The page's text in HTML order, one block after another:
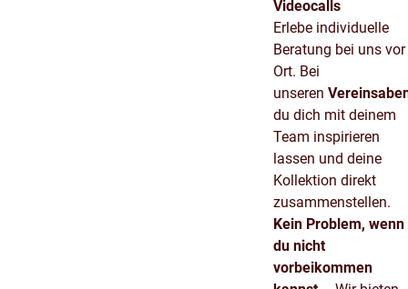
Videocalls
Erlebe individuelle
Beratung bei uns vor
Ort. Bei
unseren
du dich mit deinem
Team inspirieren
lassen und deine
Kollektion direkt
zusammenstellen.
Kein Problem, wenn
du nicht
vorbeikommen